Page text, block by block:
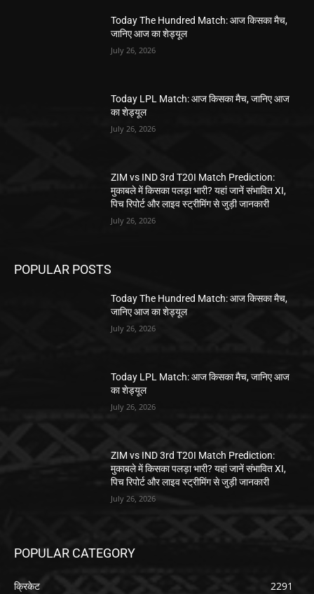
Today The Hundred Match: आज किसका मैच,
जानिए आज का शेड्यूल
July 26, 2026
Today LPL Match: आज किसका मैच, जानिए आज
का शेड्यूल
July 26, 2026
ZIM vs IND 3rd T20I Match Prediction:
मुकाबले में किसका पलड़ा भारी? यहां जानें संभावित XI,
पिच रिपोर्ट और लाइव स्ट्रीमिंग से जुड़ी जानकारी
July 26, 2026
POPULAR POSTS
Today The Hundred Match: आज किसका मैच,
जानिए आज का शेड्यूल
July 26, 2026
Today LPL Match: आज किसका मैच, जानिए आज
का शेड्यूल
July 26, 2026
ZIM vs IND 3rd T20I Match Prediction:
मुकाबले में किसका पलड़ा भारी? यहां जानें संभावित XI,
पिच रिपोर्ट और लाइव स्ट्रीमिंग से जुड़ी जानकारी
July 26, 2026
POPULAR CATEGORY
क्रिकेट
2291